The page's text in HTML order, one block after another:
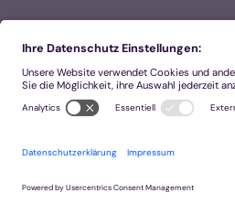
2025 © Bistum Aachen